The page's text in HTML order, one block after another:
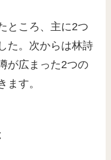
ところ、主に2つ
た。次からは林詩
が広まった2つの
ます。